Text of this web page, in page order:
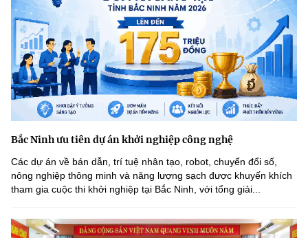
Bắc Ninh ưu tiên dự án khởi nghiệp công nghệ
Các dự án về bán dẫn, trí tuệ nhân tạo, robot, chuyển đổi số,
nông nghiệp thông minh và năng lượng sạch được khuyến khích
tham gia cuộc thi khởi nghiệp tại Bắc Ninh, với tổng giải...